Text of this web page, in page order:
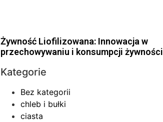
Żywność Liofilizowana: Innowacja w
przechowywaniu i konsumpcji żywności
Kategorie
Bez kategorii
chleb i bułki
ciasta